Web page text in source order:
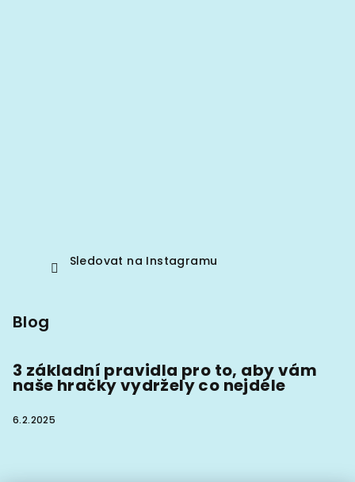
Sledovat na Instagramu
Blog
3 základní pravidla pro to, aby vám
naše hračky vydržely co nejdéle
6.2.2025